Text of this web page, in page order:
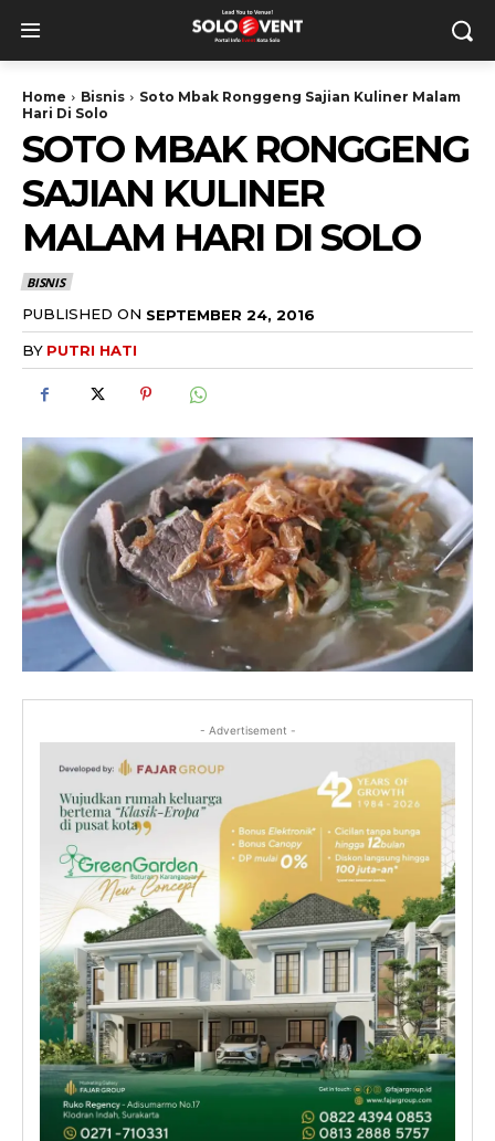
Home Bisnis
Soto Mbak Ronggeng Sajian Kuliner Malam
Hari Di Solo
SOTO MBAK RONGGENG
SAJIAN KULINER
MALAM HARI DI SOLO
BISNIS
PUBLISHED ON SEPTEMBER 24, 2016
BY PUTRI HATI
- Advertisement -